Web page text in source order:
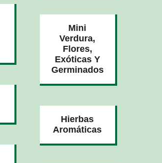
Mini
Verdura,
Flores,
Exóticas Y
Germinados
Hierbas
Aromáticas